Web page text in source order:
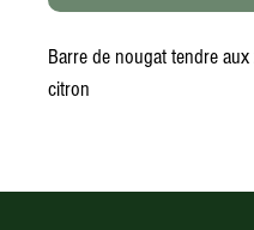
Barre de nougat tendre aux
citron